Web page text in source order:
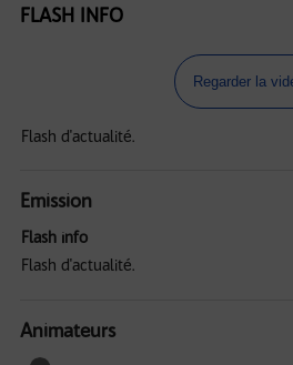
FLASH INFO
Regarder la
Flash d'actualité.
Emission
Flash info
Flash d'actualité.
Animateurs